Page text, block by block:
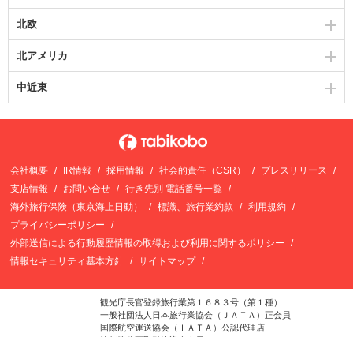
北欧
北アメリカ
中近東
会社概要 IR情報 採用情報 社会的責任（CSR）
プレスリリース
支店情報
お問い合せ
行き先別 電話番号一覧
海外旅行保険（東京海上日動）
標識、旅行業約款
利用規約
プライバシーポリシー
外部送信による行動履歴情報の取得および利用に関するポリシー
情報セキュリティ基本方針
サイトマップ
観光庁長官登録旅行業第１６８３号（第１種）
一般社団法人日本旅行業協会（ＪＡＴＡ）正会員
国際航空運送協会（ＩＡＴＡ）公認代理店